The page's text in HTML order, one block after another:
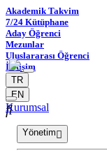
Akademik Takvim
7/24 Kütüphane
Aday Öğrenci
Mezunlar
Uluslararası Öğrenci
İletişim
TR
EN
Kurumsal
Yönetim